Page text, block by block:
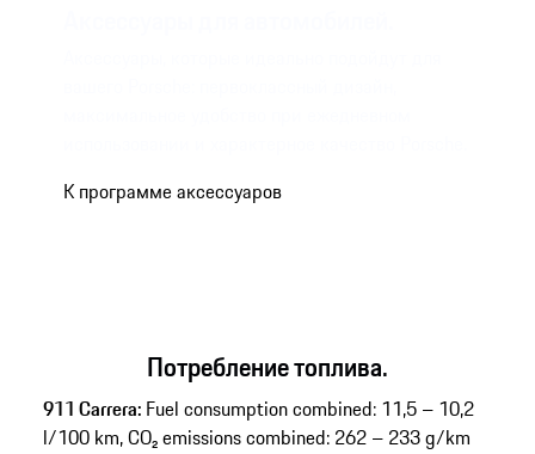
К программе аксессуаров
Потребление топлива.
911 Carrera: Fuel consumption combined: 11,5 – 10,2
l/100 km, CO₂ emissions combined: 262 – 233 g/km